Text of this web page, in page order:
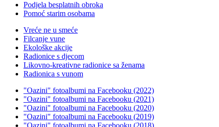
Podjela besplatnih obroka
Pomoć starim osobama
Vreće ne u smeće
Filcanje vune
Ekološke akcije
Radionice s djecom
Likovno-kreativne radionice sa ženama
Radionica s vunom
"Oazini" fotoalbumi na Facebooku (2022)
"Oazini" fotoalbumi na Facebooku (2021)
"Oazini" fotoalbumi na Facebooku (2020)
"Oazini" fotoalbumi na Facebooku (2019)
"Oazini" fotoalbumi na Facebooku (2018)